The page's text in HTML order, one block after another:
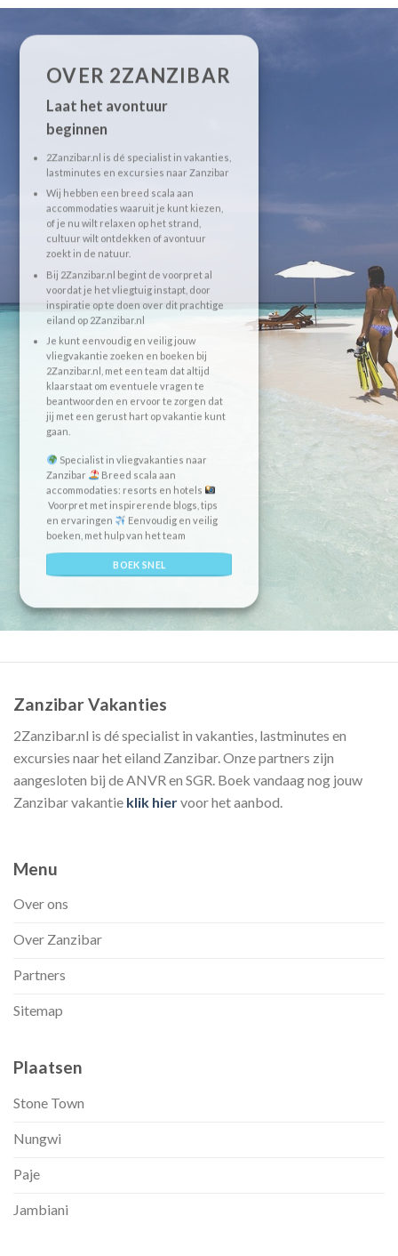
OVER 2ZANZIBAR
Laat het avontuur
beginnen
2Zanzibar.nl is dé specialist in vakanties,
lastminutes en excursies naar Zanzibar
Wij hebben een breed scala aan
accommodaties waaruit je kunt kiezen,
of je nu wilt relaxen op het strand,
cultuur wilt ontdekken of avontuur
zoekt in de natuur.
Bij 2Zanzibar.nl begint de voorpret al
voordat je het vliegtuig instapt, door
inspiratie op te doen over dit prachtige
eiland op 2Zanzibar.nl
Je kunt eenvoudig en veilig jouw
vliegvakantie zoeken en boeken bij
2Zanzibar.nl, met een team dat altijd
klaarstaat om eventuele vragen te
beantwoorden en ervoor te zorgen dat
jij met een gerust hart op vakantie kunt
gaan.
Specialist in vliegvakanties naar
Zanzibar
Breed scala aan
accommodaties: resorts en hotels
Voorpret met inspirerende blogs, tips
en ervaringen
Eenvoudig en veilig
boeken, met hulp van het team
BOEK SNEL
Zanzibar Vakanties
2Zanzibar.nl is dé specialist in vakanties, lastminutes en
excursies naar het eiland Zanzibar. Onze partners zijn
aangesloten bij de ANVR en SGR. Boek vandaag nog jouw
Zanzibar vakantie klik hiervoor het aanbod.
Menu
Over ons
Over Zanzibar
Partners
Sitemap
Plaatsen
Stone Town
Nungwi
Paje
Jambiani